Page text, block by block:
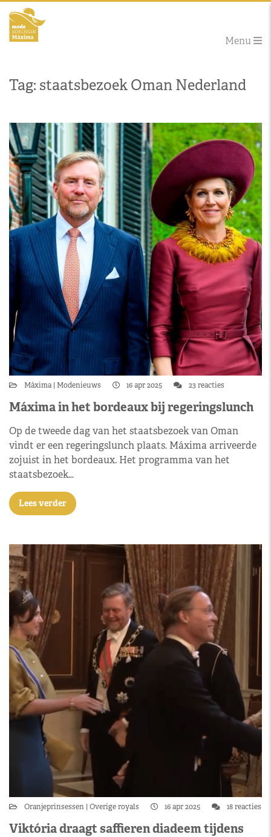
Menu
Tag: staatsbezoek Oman Nederland
Máxima Modenieuws 16 apr 2025 23 reacties
Máxima in het bordeaux bij regeringslunch
Op de tweede dag van het staatsbezoek van Oman
vindt er een regeringslunch plaats. Máxima arriveerde
zojuist in het bordeaux. Het programma van het
staatsbezoek…
Lees verder
Oranjeprinsessen Overige royals 16 apr 2025 18 reacties
Viktória draagt saffieren diadeem tijdens